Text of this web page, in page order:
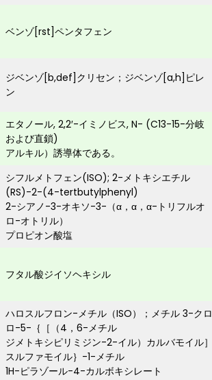
ベンゾ[rst]ペンタフェン
ジベンゾ[b,def]クリセン；ジベンゾ[a,h]ピレ
ン
エタノール, 2,2′-イミノビス, N- (C13-15-分岐
および直鎖)
アルキル）誘導体である。
シフルメトフェン(ISO); 2-メトキシエチル
(RS)-2-(4-tertbutylphenyl)
2-シアノ-3-オキソ-3-（α，α，α-トリフルオ
ロ-オトリル）
プロピオン酸塩
フタル酸ジイソヘキシル
ハロスルフロン-メチル（ISO）；メチル 3-クロ
ロ-5-｛［（4，6-メチル
ジメトキシピリミジン-2-イル）カルバモイル］
スルファモイル｝-1-メチル
1H-ピラゾール-4-カルボキシレート